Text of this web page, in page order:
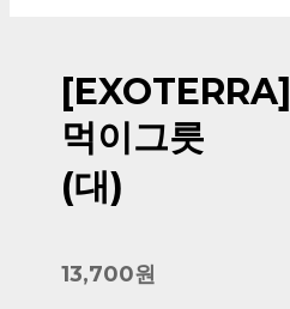
[EXOTERRA]
먹이그릇
(대)
13,700원